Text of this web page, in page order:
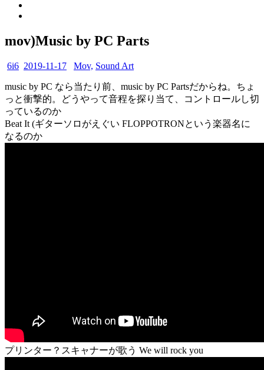
mov)Music by PC Parts
6i6 2019-11-17 Mov, Sound Art
music by PC なら当たり前、music by PC Partsだからね。ちょ
っと衝撃的。どうやって音程を探り当て、コントロールし切
っているのか
Beat It (ギターソロがえぐい FLOPPOTRONという楽器名に
なるのか
プリンター？スキャナーが歌う We will rock you